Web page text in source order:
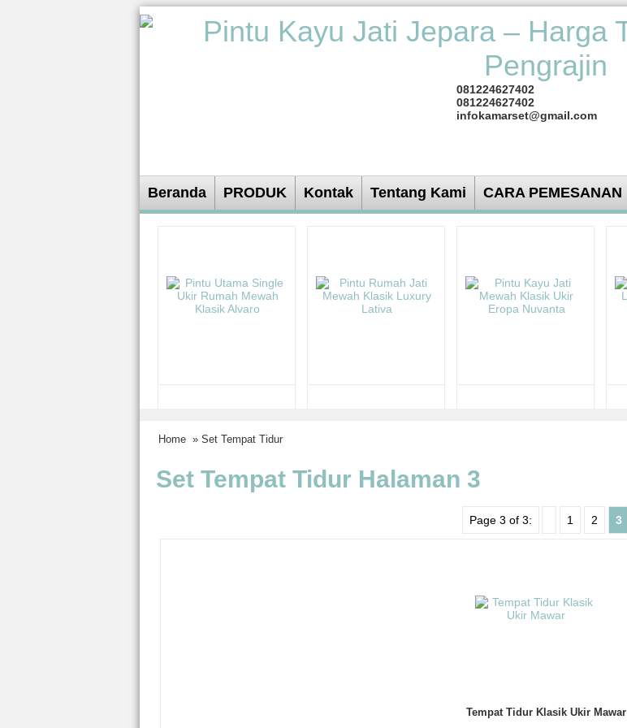
081224627402
081224627402
infokamarset@gmail.com
Beranda PRODUK Kontak Tentang Kami CARA PEMESANAN
Home » Set Tempat Tidur
Set Tempat Tidur Halaman 3
Page 3 of 3: 1 2 3
Tempat Tidur Klasik Ukir Mawar